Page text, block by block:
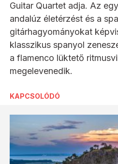
Guitar Quartet adja. Az
andalúz életérzést és a
gitárhagyományokat
klasszikus spanyol
a flamenco lüktető
megelevenedik.
KAPCSOLÓDÓ